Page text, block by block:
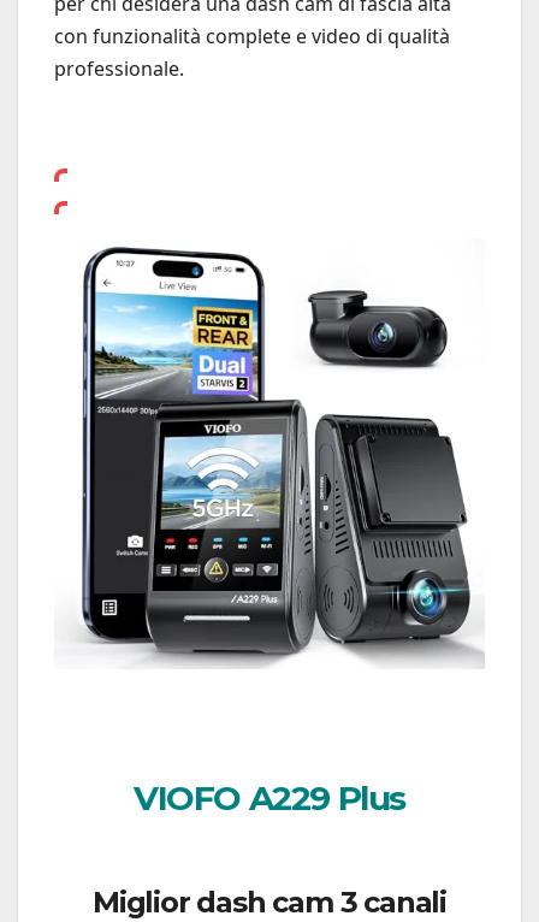
con funzionalità complete e video di qualità
professionale.
VIOFO A229 Plus
Miglior dash cam 3 canali